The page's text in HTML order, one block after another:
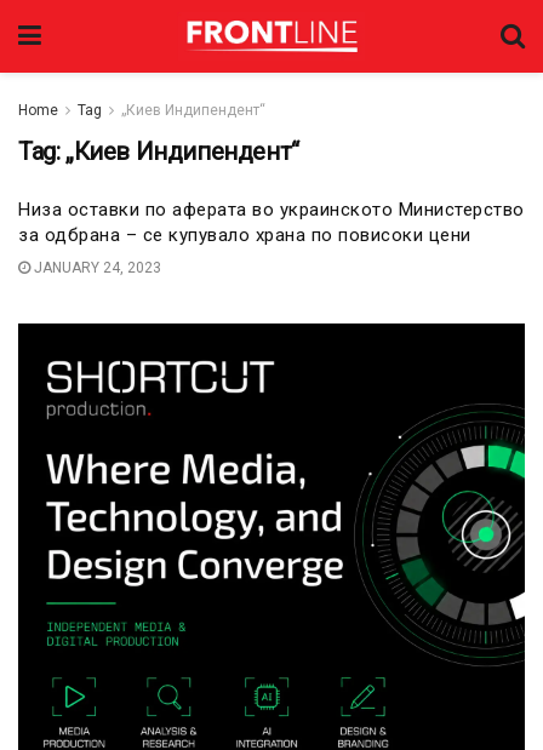
Home Tag „Киев Индипендент“
Tag: „Киев Индипендент“
Низа оставки по аферата во украинското Министерство
за одбрана – се купувало храна по повисоки цени
JANUARY 24, 2023